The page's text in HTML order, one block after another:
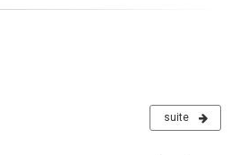
suite